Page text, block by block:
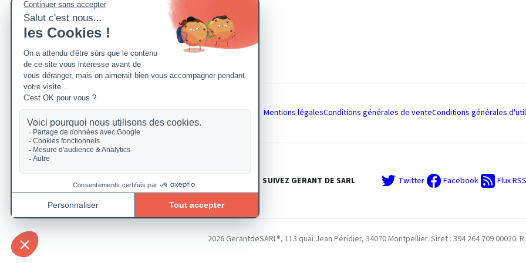
Mentions légalesConditions générales de venteConditions générales
SUIVEZ GERANT DE SARL Twitter Facebook Flux RSS
2026 GerantdeSARL®, 113 quai Jean Péridier, 34070 Montpellier. Siret : 394 264 709 00020.